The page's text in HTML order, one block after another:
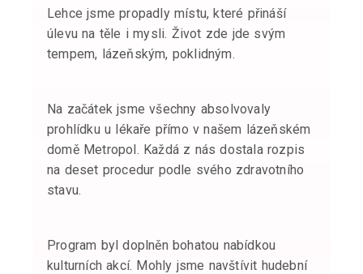
Lehce jsme propadly místu, které přináší
úlevu na těle i mysli. Život zde jde svým
tempem, lázeňským, poklidným.
Na začátek jsme všechny absolvovaly
prohlídku u lékaře přímo v našem lázeňském
domě Metropol. Každá z nás dostala rozpis
na deset procedur podle svého zdravotního
stavu.
Program byl doplněn bohatou nabídkou
kulturních akcí. Mohly jsme navštívit hudební